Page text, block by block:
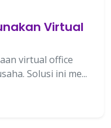
Virtual
virtual office
Solusi ini me...